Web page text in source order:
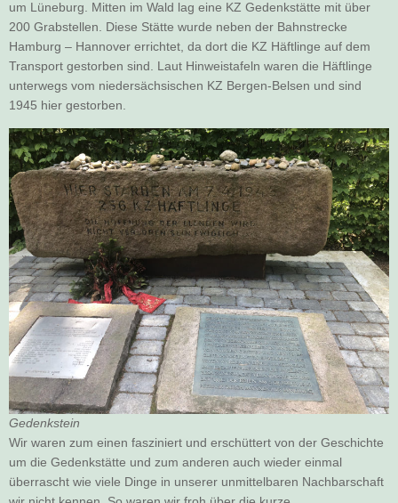
um Lüneburg. Mitten im Wald lag eine KZ Gedenkstätte mit über
200 Grabstellen. Diese Stätte wurde neben der Bahnstrecke
Hamburg – Hannover errichtet, da dort die KZ Häftlinge auf dem
Transport gestorben sind. Laut Hinweistafeln waren die Häftlinge
unterwegs vom niedersächsischen KZ Bergen-Belsen und sind
1945 hier gestorben.
Gedenkstein
Wir waren zum einen fasziniert und erschüttert von der Geschichte
um die Gedenkstätte und zum anderen auch wieder einmal
überrascht wie viele Dinge in unserer unmittelbaren Nachbarschaft